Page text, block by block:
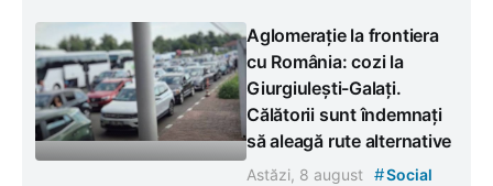
Aglomerație la frontiera
cu România: cozi la
Giurgiulești-Galați.
Călătorii sunt îndemnați
să aleagă rute alternative
Astăzi, 8 august #Social